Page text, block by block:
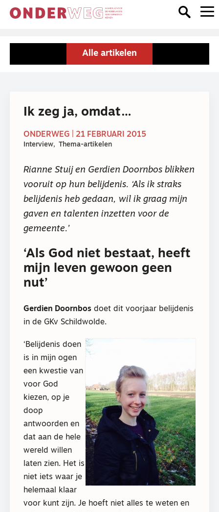
Alle artikelen
Ik zeg ja, omdat…
ONDERWEG | 21 FEBRUARI 2015
Interview Thema-artikelen
Rianne Stuij en Gerdien Doornbos blikken
vooruit op hun belijdenis. ‘Als ik straks
belijdenis heb gedaan, wil ik graag mijn
gaven en talenten inzetten voor de
gemeente.’
‘Als God niet bestaat, heeft
mijn leven gewoon geen
nut’
Gerdien Doornbos doet dit voorjaar belijdenis
in de GKv Schildwolde.
‘Belijdenis doen
is in mijn ogen
een kwestie van
voor God
kiezen, op je
doop
antwoorden en
dat aan de hele
wereld willen
laten zien. Het is
niet iets waar je
helemaal klaar
voor kunt zijn. Je hoeft niet alles te weten en